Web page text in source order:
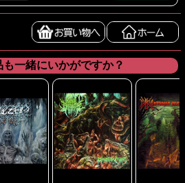
も一緒にいかがですか？